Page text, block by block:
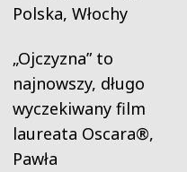
Polska, Włochy
„Ojczyzna” to
najnowszy, długo
wyczekiwany film
laureata Oscara®,
Pawła